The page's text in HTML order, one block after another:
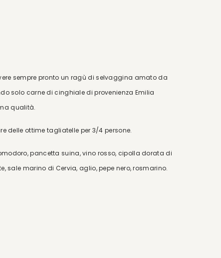
sempre pronto un ragù di selvaggina amato da
solo carne di cinghiale di provenienza Emilia
qualità.
delle ottime tagliatelle per 3/4 persone.
pancetta suina, vino rosso, cipolla dorata di
sale marino di Cervia, aglio, pepe nero, rosmarino.